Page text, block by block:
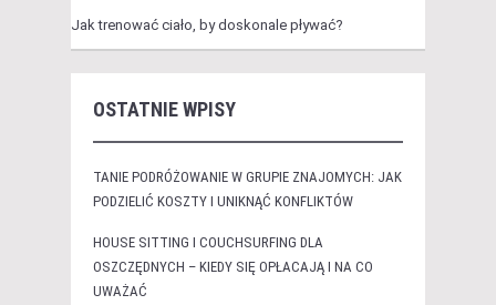
Jak trenować ciało, by doskonale pływać?
OSTATNIE WPISY
TANIE PODRÓŻOWANIE W GRUPIE ZNAJOMYCH: JAK
PODZIELIĆ KOSZTY I UNIKNĄĆ KONFLIKTÓW
HOUSE SITTING I COUCHSURFING DLA
OSZCZĘDNYCH – KIEDY SIĘ OPŁACAJĄ I NA CO
UWAŻAĆ